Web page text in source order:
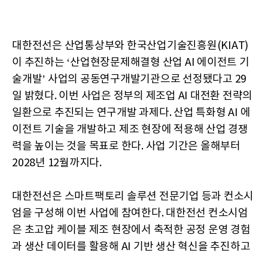
대한전선은 산업통상부와 한국산업기술진흥원(KIAT)
이 추진하는 ‘산업현장문제해결형 산업 AI 에이전트 기
술개발’ 사업의 공동연구개발기관으로 선정됐다고 29
일 밝혔다. 이번 사업은 정부의 제조업 AI 대전환 전략의
일환으로 추진되는 연구개발 과제다. 산업 특화형 AI 에
이전트 기술을 개발하고 제조 현장에 적용해 산업 경쟁
력을 높이는 것을 목표로 한다. 사업 기간은 올해부터
2028년 12월까지다.
대한전선은 스마트팩토리 솔루션 전문기업 등과 컨소시
엄을 구성해 이번 사업에 참여한다. 대한전선 컨소시엄
은 초고압 케이블 제조 현장에서 축적한 공정 운영 경험
과 생산 데이터를 활용해 AI 기반 생산 혁신을 추진하고